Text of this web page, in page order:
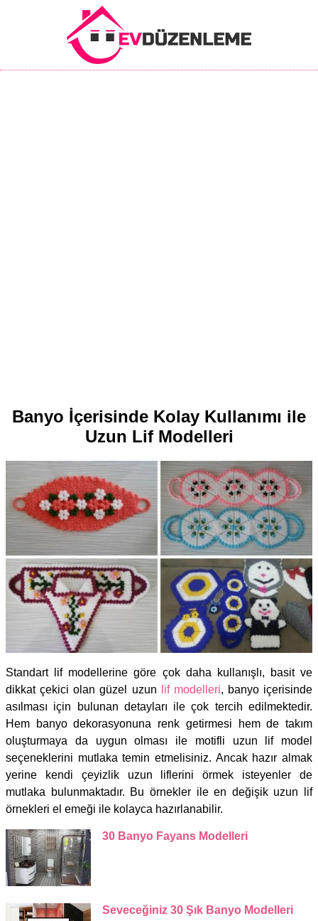
Banyo İçerisinde Kolay Kullanımı ile
Uzun Lif Modelleri
Standart lif modellerine göre çok daha kullanışlı, basit ve
dikkat çekici olan güzel uzun
lif modelleri, banyo içerisinde
asılması için bulunan detayları ile çok tercih edilmektedir.
Hem banyo dekorasyonuna renk getirmesi hem de takım
oluşturmaya da uygun olması ile motifli uzun lif model
seçeneklerini mutlaka temin etmelisiniz. Ancak hazır almak
yerine kendi çeyizlik uzun liflerini örmek isteyenler de
mutlaka bulunmaktadır. Bu örnekler ile en değişik uzun lif
örnekleri el emeği ile kolayca hazırlanabilir.
30 Banyo Fayans Modelleri
Seveceğiniz 30 Şık Banyo Modelleri